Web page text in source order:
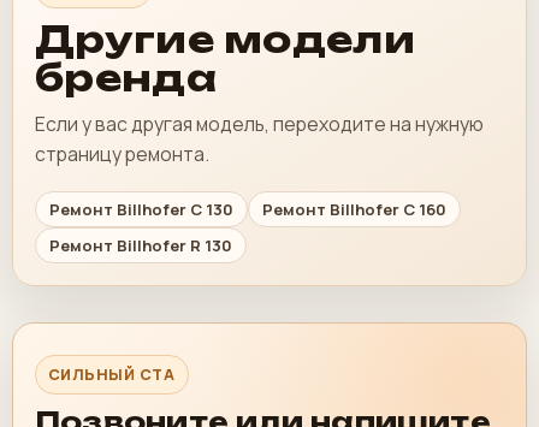
Другие модели
бренда
Если у вас другая модель, переходите на нужную
страницу ремонта.
Ремонт Billhofer C 130
Ремонт Billhofer C 160
Ремонт Billhofer R 130
СИЛЬНЫЙ CTA